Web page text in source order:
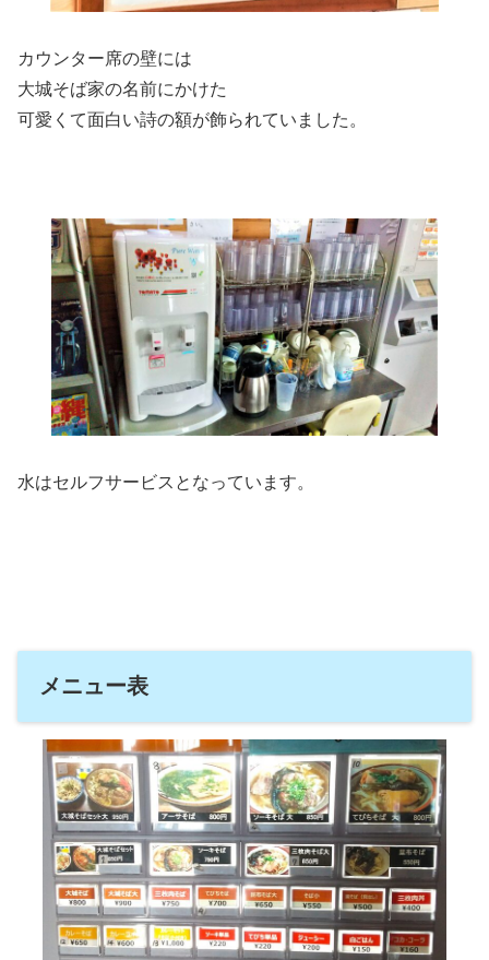
カウンター席の壁には
大城そば家の名前にかけた
可愛くて面白い詩の額が飾られていました。
水はセルフサービスとなっています。
メニュー表